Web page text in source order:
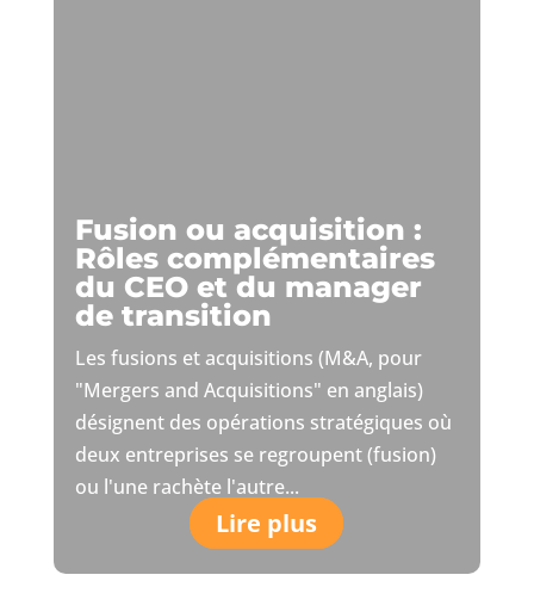
Fusion ou acquisition :
Rôles complémentaires
du CEO et du manager
de transition
Les fusions et acquisitions (M&A, pour
"Mergers and Acquisitions" en anglais)
désignent des opérations stratégiques où
deux entreprises se regroupent (fusion)
ou l'une rachète l'autre...
Lire plus